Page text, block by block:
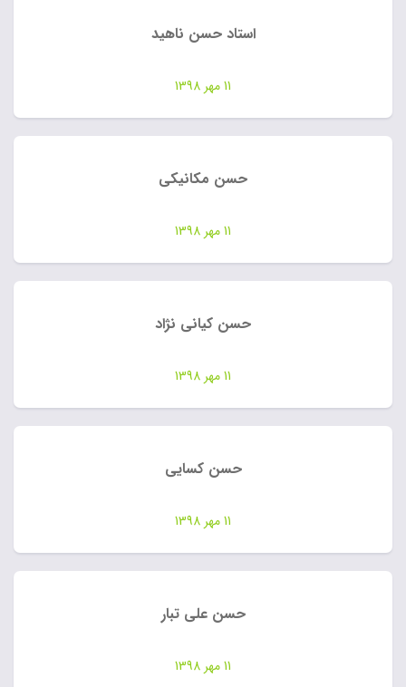
استاد حسن ناهید
11 مهر 1398
حسن مکانیکی
11 مهر 1398
حسن کیانی نژاد
11 مهر 1398
حسن کسایی
11 مهر 1398
حسن علی تبار
11 مهر 1398